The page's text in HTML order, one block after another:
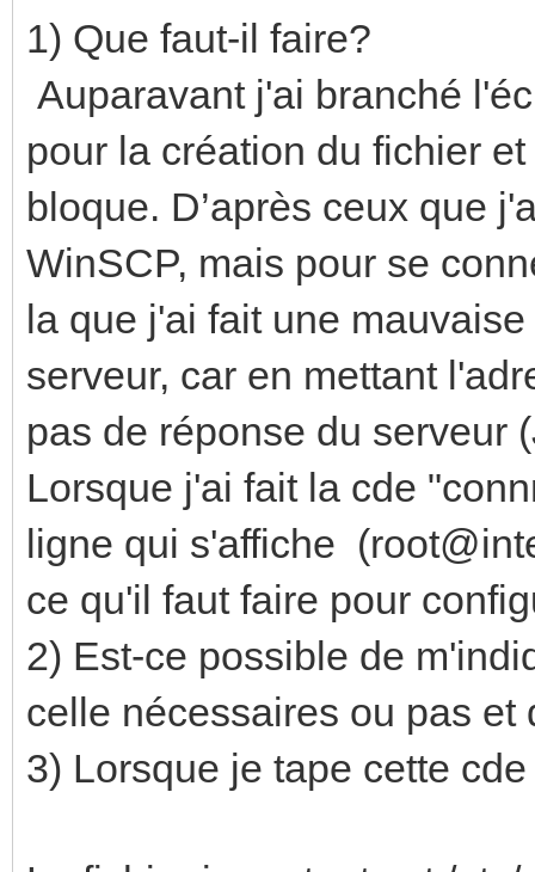
1) Que faut-il faire?
Auparavant j'ai branché
pour la création du fichier
bloque. D’après ceux que
WinSCP, mais pour se
la que j'ai fait une
serveur, car en mettant
pas de réponse du serveur
Lorsque j'ai fait la cde
ligne qui s'affiche
ce qu'il faut faire pour
2) Est-ce possible de
celle nécessaires ou pas
3) Lorsque je tape cette